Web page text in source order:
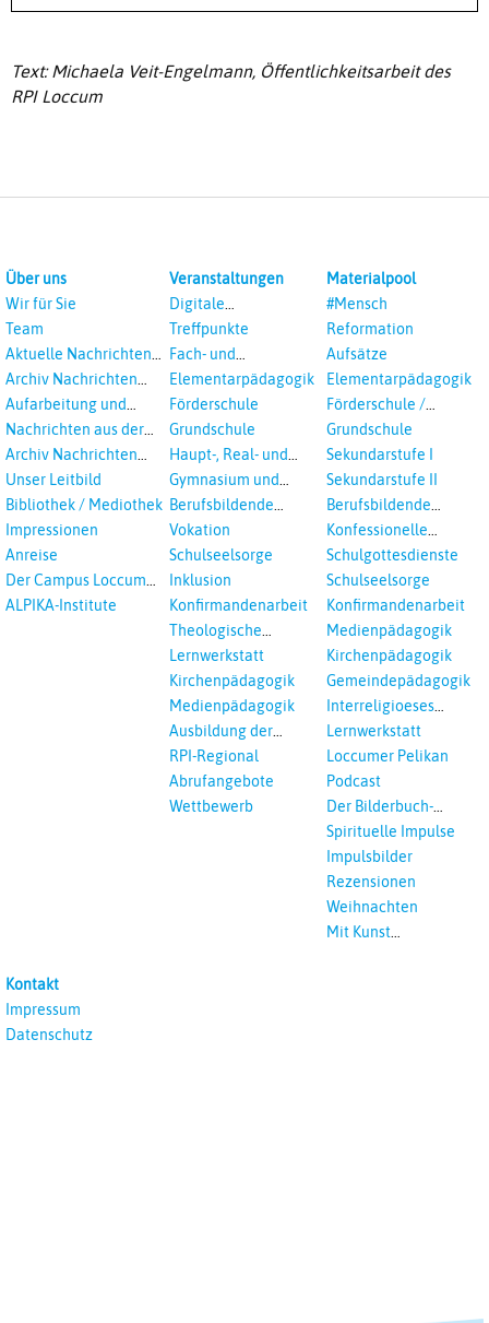
Text: Michaela Veit-Engelmann, Öffentlichkeitsarbeit des
RPI Loccum
Über uns
Wir für Sie
Team
Aktuelle Nachrichten
aus dem RPI
Archiv Nachrichten
aus dem RPI ab 2018
Aufarbeitung und
Prävention
Landeskirche und EKD
Nachrichten aus der
Landeskirche
Archiv Nachrichten
aus der Landeskirche
Unser Leitbild
Bibliothek / Mediothek
Impressionen
Anreise
Der Campus Loccum
und Loccumer
ALPIKA-Institute
Veranstaltungen
Digitale
Veranstaltungen
Treffpunkte
Fach- und
Studientagungen
Elementarpädagogik
Förderschule
Grundschule
Haupt-, Real- und
Oberschule
Gymnasium und
Gesamtschule
Berufsbildende
Schulen
Vokation
Schulseelsorge
Inklusion
Konfirmandenarbeit
Theologische
Fortbildungen,
Interreligöses Lernen
Lernwerkstatt
Kirchenpädagogik
Medienpädagogik
Ausbildung der
Vikar*innen
RPI-Regional
Abrufangebote
Wettbewerb
Materialpool
#Mensch
Reformation
Aufsätze
Elementarpädagogik
Förderschule /
Inklusion
Grundschule
Sekundarstufe I
Sekundarstufe II
Berufsbildende
Schulen
Konfessionelle
Kooperation
Schulgottesdienste
Schulseelsorge
Konfirmandenarbeit
Medienpädagogik
Kirchenpädagogik
Gemeindepädagogik
Interreligioeses
Lernen
Lernwerkstatt
Loccumer Pelikan
Podcast
Der Bilderbuch-
Podcast
Spirituelle Impulse
Impulsbilder
Rezensionen
Weihnachten
Mit Kunst
Kontakt
Impressum
Datenschutz